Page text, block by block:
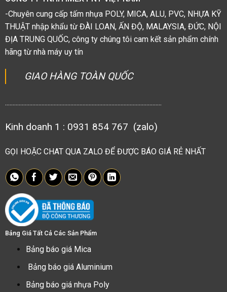
-Chuyên cung cấp tấm nhựa POLY, MICA, ALU, PVC, NHỰA KỸ
THUẬT nhập khẩu từ ĐÀI LOAN, ẤN ĐỘ, MALAYSIA, ĐỨC, NỘI
ĐỊA TRUNG QUỐC, công ty chúng tôi cam kết sản phẩm chính
hãng từ nhà máy uy tín
GIAO HÀNG TOÀN QUỐC
.......................................................................................................
Kinh doanh 1 : 0931 854 767 (zalo)
GỌI HOẶC CHAT QUA ZALO ĐỂ ĐƯỢC BÁO GIÁ RẺ NHẤT
Bảng Giá Tất Cả Các Sản Phẩm
Bảng báo giá Mica
Bảng báo giá Aluminium
Bảng báo giá nhựa Poly